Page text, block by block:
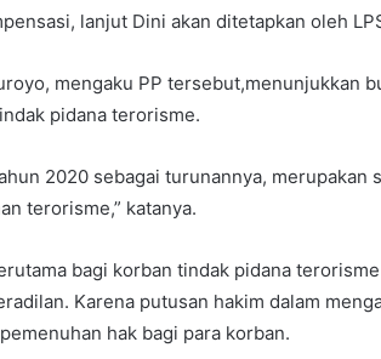
lanjut Dini akan ditetapkan oleh
mengaku PP tersebut,menunjukkan
pidana terorisme.
2020 sebagai turunannya, merupakan
terorisme,” katanya.
bagi korban tindak pidana
Karena putusan hakim dalam
hak bagi para korban.